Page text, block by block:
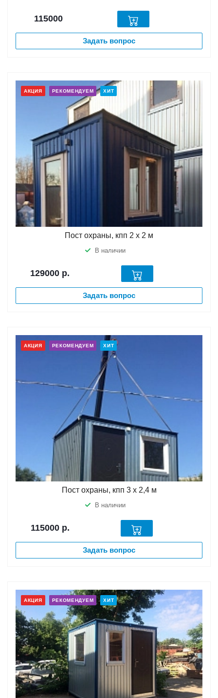
115000
Задать вопрос
АКЦИЯ РЕКОМЕНДУЕМ ХИТ
Пост охраны, кпп 2 х 2 м
В наличии
129000 р.
Задать вопрос
АКЦИЯ РЕКОМЕНДУЕМ ХИТ
Пост охраны, кпп 3 х 2,4 м
В наличии
115000 р.
Задать вопрос
АКЦИЯ РЕКОМЕНДУЕМ ХИТ